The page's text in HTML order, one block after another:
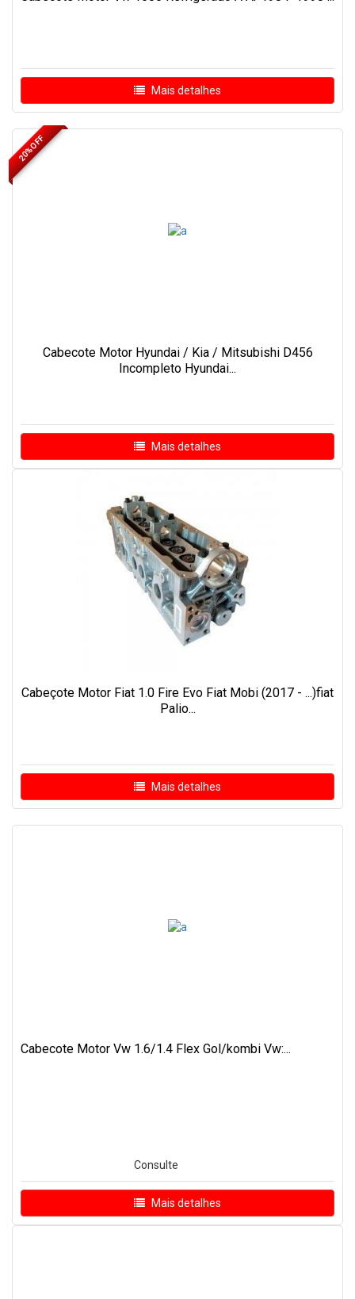
Mais detalhes
20% OFF
Cabecote Motor Hyundai / Kia / Mitsubishi D456
Incompleto Hyundai...
Mais detalhes
Cabeçote Motor Fiat 1.0 Fire Evo Fiat Mobi (2017 - ...)fiat
Palio...
Mais detalhes
Cabecote Motor Vw 1.6/1.4 Flex Gol/kombi Vw:...
Consulte
Mais detalhes